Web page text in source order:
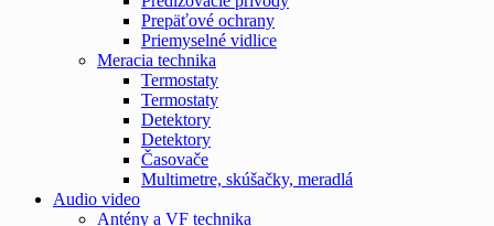
Prepäťové ochrany
Priemyselné vidlice
Meracia technika
Termostaty
Termostaty
Detektory
Detektory
Časovače
Multimetre, skúšačky, meradlá
Audio video
Antény a VF technika